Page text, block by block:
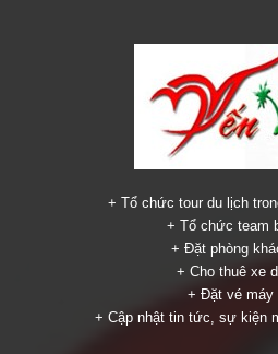
+ Tổ chức tour du lịch
+ Tổ chức team
+ Đặt phòng
+ Cho thuê xe
+ Đặt vé máy
+ Cập nhật tin tức, sự kiện